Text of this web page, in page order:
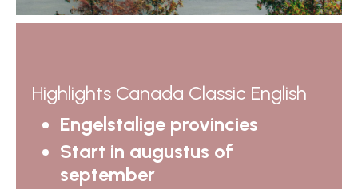
Highlights Canada Classic English
Engelstalige provincies
Start in augustus of
september